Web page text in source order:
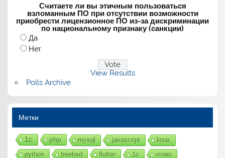
Считаете ли вы этичным пользоваться
взломанным ПО при отсутствии возможности
приобрести лицензионное ПО из-за дискриминации
по национальному признаку (санкции)
Да
Нет
View Results
Polls Archive
Метки
1с php mysql javascript linux
python freebsd flutter 1c чтиво